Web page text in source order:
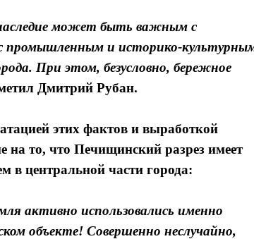
наследие может быть важным с
промышленным и историко-
При этом, безусловно, бережное
Дмитрий Рубан.
этих фактов и выработкой
то, что Печищинский разрез имеет
в центральной части города:
активно использовались именно
объекте! Совершенно неслучайно,